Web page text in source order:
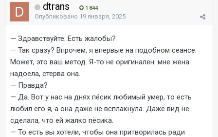
dtrans 1 844
Опубликовано 19 января, 2025
— Здравствуйте. Есть жалобы?
— Так сразу? Впрочем, я впервые на подобном сеансе.
Может, это ваш метод. Я-то не оригинален: мне жена
надоела, стерва она.
— Правда?
— Да. Вот у нас на днях пёсик любимый умер, то есть
любил его я, а она даже не всплакнула. Даже вид не
сделала, что ей жалко пёсика.
— То есть вы хотели, чтобы она притворилась ради